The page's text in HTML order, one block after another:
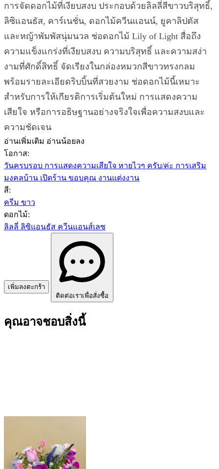
การจัดดอกไม้ที่เงียบสงบ ประกอบด้วยลิลลี่สีขาวบริสุทธิ์,
ลิซิแอนธัส, คาร์เนชั่น, ดอกไม้ควีนแอนน์, ยูคาลิปตัส
และหญ้าพัมพัสนุ่มนวล ช่อดอกไม้ Lily of Light สื่อถึง
ความแข็งแกร่งที่เงียบสงบ ความบริสุทธิ์ และความสง่า
งามที่ศักดิ์สิทธิ์ จัดเรียงในกล่องหมวกสีขาวทรงกลม
พร้อมรายละเอียดริบบิ้นที่สวยงาม ช่อดอกไม้นี้เหมาะ
สำหรับการให้เกียรติการเริ่มต้นใหม่ การแสดงความ
เสียใจ หรือการอธิษฐานอย่างจริงใจเพื่อความสงบและ
ความชัดเจน
อ่านเพิ่มเติม อ่านน้อยลง
โอกาส:
วันครบรอบ การแสดงความเสียใจ หายไวๆ ครับ/ค่ะ การเสริม
มงคลบ้าน เปิดร้าน ขอบคุณ งานแต่งงาน
สี:
ครีม ขาว
ดอกไม้:
ลิลลี่ ลิซิแอนธัส ควีนแอนส์เลซ
เพิ่มลงตะกร้า
ติดต่อเราเพื่อสั่งซื้อ
คุณอาจชอบสิ่งนี้